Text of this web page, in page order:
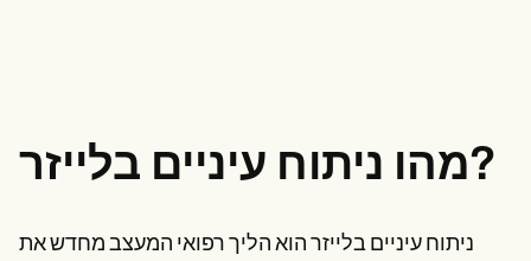
מטפלים בעיסוי
מרפאים בעיסוק
מדריכי משאבים
מהו ניתוח עיניים בלייזר?
ניתוח עיניים בלייזר הוא הליך רפואי המעצב מחדש את